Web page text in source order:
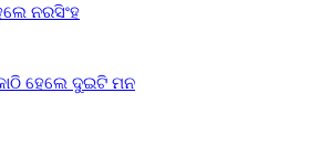
ନରସିଂହ
ହେଲେ ଦୁଇଟି ମନ